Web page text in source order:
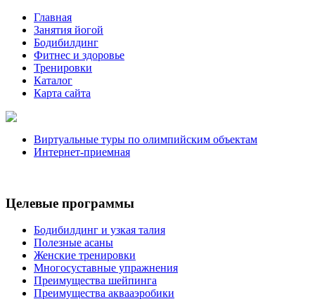
Главная
Занятия йогой
Бодибилдинг
Фитнес и здоровье
Тренировки
Каталог
Карта сайта
Виртуальные туры по олимпийским объектам
Интернет-приемная
Целевые программы
Бодибилдинг и узкая талия
Полезные асаны
Женские тренировки
Многосуставные упражнения
Преимущества шейпинга
Преимущества аквааэробики